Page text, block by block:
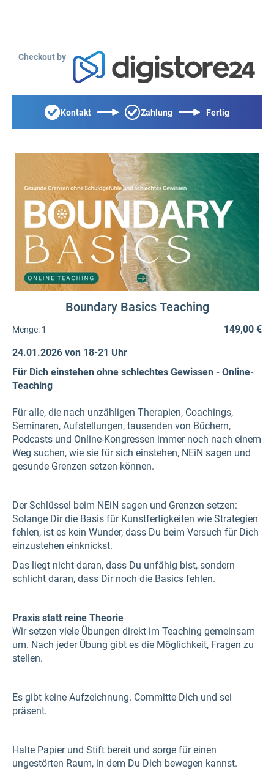
Checkout by
Kontakt Zahlung Fertig
Boundary Basics Teaching
Menge: 1
149,00 €
24.01.2026 von 18-21 Uhr
Für Dich einstehen ohne schlechtes Gewissen - Online-
Teaching
Für alle, die nach unzähligen Therapien, Coachings,
Seminaren, Aufstellungen, tausenden von Büchern,
Podcasts und Online-Kongressen immer noch nach einem
Weg suchen, wie sie für sich einstehen, NEiN sagen und
gesunde Grenzen setzen können.
Der Schlüssel beim NEiN sagen und Grenzen setzen:
Solange Dir die Basis für Kunstfertigkeiten wie Strategien
fehlen, ist es kein Wunder, dass Du beim Versuch für Dich
einzustehen einknickst.
Das liegt nicht daran, dass Du unfähig bist, sondern
schlicht daran, dass Dir noch die Basics fehlen.
Praxis statt reine Theorie
Wir setzen viele Übungen direkt im Teaching gemeinsam
um. Nach jeder Übung gibt es die Möglichkeit, Fragen zu
stellen.
Es gibt keine Aufzeichnung. Committe Dich und sei
präsent.
Halte Papier und Stift bereit und sorge für einen
ungestörten Raum, in dem Du Dich bewegen kannst.